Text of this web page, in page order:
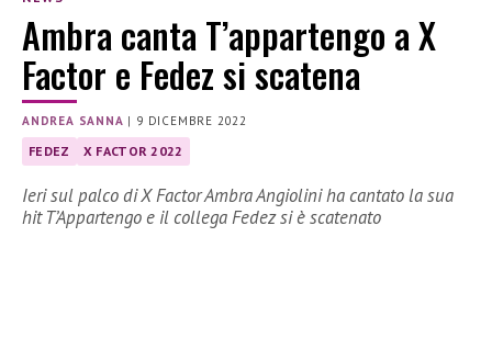
Ambra canta T’appartengo a X
Factor e Fedez si scatena
ANDREA SANNA | 9 DICEMBRE 2022
FEDEZ X FACTOR 2022
Ieri sul palco di X Factor Ambra Angiolini ha cantato la sua
hit T’Appartengo e il collega Fedez si è scatenato